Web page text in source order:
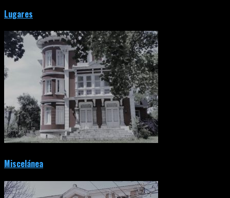
Lugares
Miscelánea